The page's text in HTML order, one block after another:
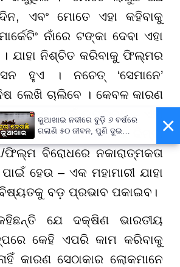
ଏବଂ ମୋତେ ଏହା କହିବାକୁ
ନାଁରେ ଟଙ୍କା ଦେବା ଏହା
। ଯାହା ନିଶ୍ଚିତ କରିବାକୁ ଫିଲ୍ମର
ହୁଏ । ନଚେତ୍ ‘ସେମାନେ’
ଲେଖି ଚାଲିବେ । କେବଳ କାରଣ
ପାଇଁ ଉପଲବ୍ଧ – ଏହା
କରିବା ପାଇଁ ହେଉ କିମ୍ବା
ଫିଲ୍ମ ବିରୋଧରେ ନକାରାତ୍ମକତା
ହେଉ – ଏକ ମହାମାରୀ ଯାହା
ବଡ଼ ପ୍ରଭାବ ପକାଇବ।
ଯେ ଦକ୍ଷିଣ ଭାରତୀୟ
କେହି ଏପରି କାମ କରିବାକୁ
କାରଣ ସେଠାକାର ଲୋକମାନେ
×
କୁଆଖାଇ ନଦୀରେ ବୁଡ଼ି ୬ ବର୍ଷରେ
ଗଲାଣି ୫୦ ଜୀବନ, ପୁଣି ଦୁଇ